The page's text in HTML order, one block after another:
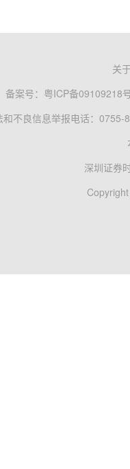
关
备案号： 粤ICP备09109218
和不良信息举报电话：0755-
深圳证券